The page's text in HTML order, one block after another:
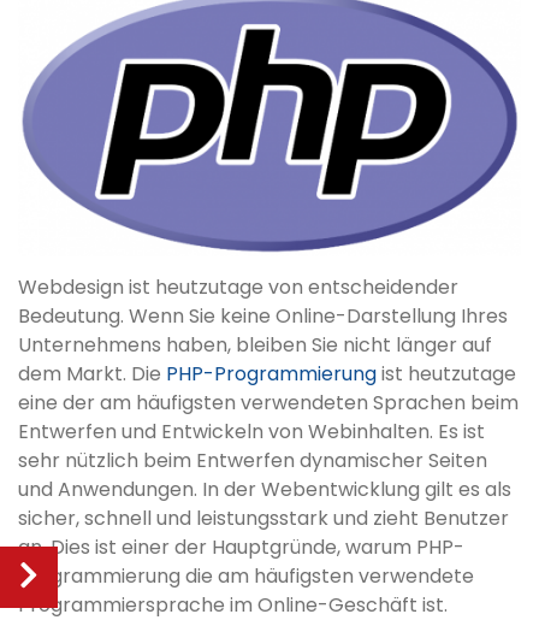
Webdesign ist heutzutage von entscheidender
Bedeutung. Wenn Sie keine Online-Darstellung Ihres
Unternehmens haben, bleiben Sie nicht länger auf
dem Markt. Die PHP-Programmierungist heutzutage
eine der am häufigsten verwendeten Sprachen beim
Entwerfen und Entwickeln von Webinhalten. Es ist
sehr nützlich beim Entwerfen dynamischer Seiten
und Anwendungen. In der Webentwicklung gilt es als
sicher, schnell und leistungsstark und zieht Benutzer
an. Dies ist einer der Hauptgründe, warum PHP-
Programmierung die am häufigsten verwendete
Programmiersprache im Online-Geschäft ist.